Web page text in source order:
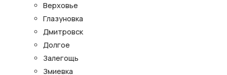
Верховье
Глазуновка
Дмитровск
Долгое
Залегощь
Змиевка